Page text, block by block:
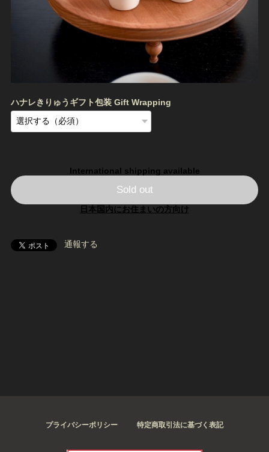
ハナレきりゅうギフト包装 Gift Wrapping
International shipping available
Sold out
日本国内にお住まいの方向け
通報する
プライバシーポリシー 特定商取引法に基づく表記